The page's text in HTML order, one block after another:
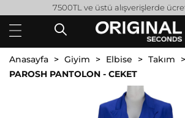
ve üstü alışverişlerde ücretsiz kargo
Anasayfa Giyim Elbise Takım
PAROSH PANTOLON - CEKET